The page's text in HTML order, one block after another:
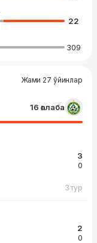
22
309
Жами 27 ўйинлар
16 ғалаба
3
0
3 тур
2
0